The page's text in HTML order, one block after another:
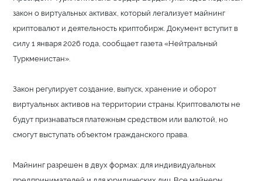
закон о виртуальных активах, который легализует майнинг
криптовалют и деятельность криптобирж. Документ вступит в
силу 1 января 2026 года, сообщает газета «Нейтральный
Туркменистан».
Закон регулирует создание, выпуск, хранение и оборот
виртуальных активов на территории страны. Криптовалюты не
будут признаваться платежным средством или валютой, но
смогут выступать объектом гражданского права.
Майнинг разрешен в двух формах: для индивидуальных